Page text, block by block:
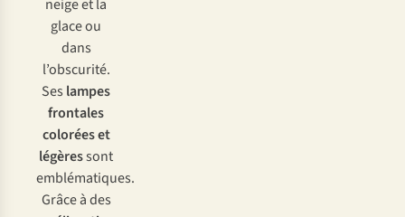
neige et la
glace ou
dans
l’obscurité.
Ses lampes
frontales
colorées et
légèressont
emblématiques.
Grâce à des